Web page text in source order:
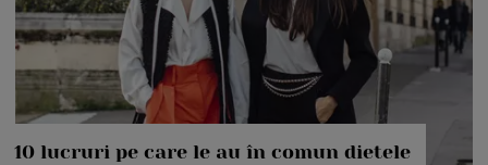
10 lucruri pe care le au în comun dietele